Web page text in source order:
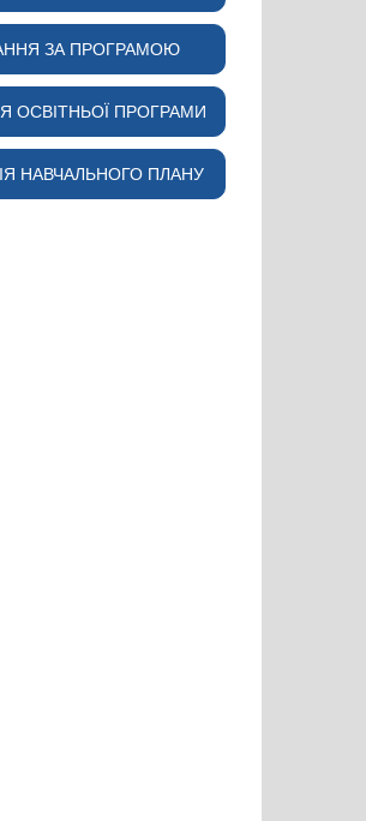
ЗА ПРОГРАМОЮ
ОСВІТНЬОЇ ПРОГРАМИ
НАВЧАЛЬНОГО ПЛАНУ